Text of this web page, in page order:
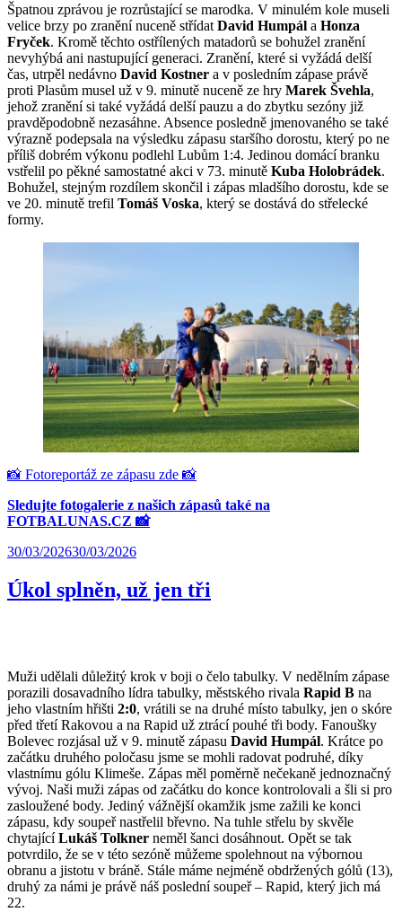
Špatnou zprávou je rozrůstající se marodka. V minulém kole museli
velice brzy po zranění nuceně střídat David Humpál a Honza
Fryček. Kromě těchto ostřílených matadorů se bohužel zranění
nevyhýbá ani nastupující generaci. Zranění, které si vyžádá delší
čas, utrpěl nedávno David Kostner a v posledním zápase právě
proti Plasům musel už v 9. minutě nuceně ze hry Marek Švehla,
jehož zranění si také vyžádá delší pauzu a do zbytku sezóny již
pravděpodobně nezasáhne. Absence posledně jmenovaného se také
výrazně podepsala na výsledku zápasu staršího dorostu, který po ne
příliš dobrém výkonu podlehl Lubům 1:4. Jedinou domácí branku
vstřelil po pěkné samostatné akci v 73. minutě Kuba Holobrádek.
Bohužel, stejným rozdílem skončil i zápas mladšího dorostu, kde se
ve 20. minutě trefil Tomáš Voska, který se dostává do střelecké
formy.
📸 Fotoreportáž ze zápasu zde 📸
Sledujte fotogalerie z našich zápasů také na
FOTBALUNAS.CZ 📸
30/03/202630/03/2026
Úkol splněn, už jen tři
Muži udělali důležitý krok v boji o čelo tabulky. V nedělním zápase
porazili dosavadního lídra tabulky, městského rivala Rapid B na
jeho vlastním hřišti 2:0, vrátili se na druhé místo tabulky, jen o skóre
před třetí Rakovou a na Rapid už ztrácí pouhé tři body. Fanoušky
Bolevec rozjásal už v 9. minutě zápasu David Humpál. Krátce po
začátku druhého poločasu jsme se mohli radovat podruhé, díky
vlastnímu gólu Klimeše. Zápas měl poměrně nečekaně jednoznačný
vývoj. Naši muži zápas od začátku do konce kontrolovali a šli si pro
zasloužené body. Jediný vážnější okamžik jsme zažili ke konci
zápasu, kdy soupeř nastřelil břevno. Na tuhle střelu by skvěle
chytajícíLukáš Tolkner neměl šanci dosáhnout. Opět se tak
potvrdilo, že se v této sezóně můžeme spolehnout na výbornou
obranu a jistotu v bráně. Stále máme nejméně obdržených gólů (13),
druhý za námi je právě náš poslední soupeř – Rapid, který jich má
22.